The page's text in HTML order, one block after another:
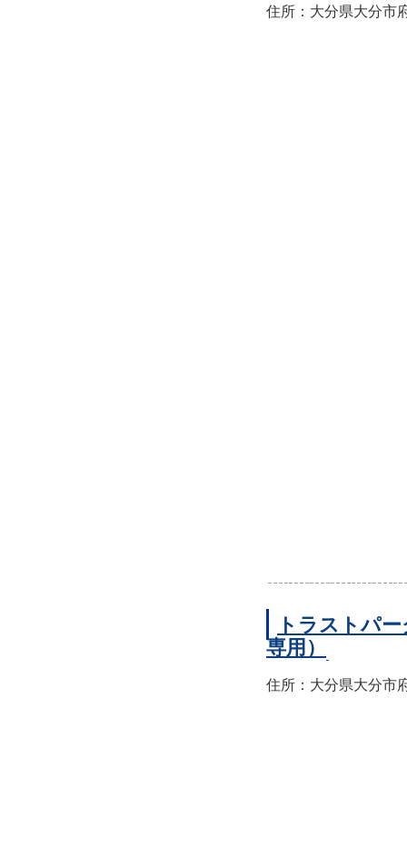
住所：大分県大分市
トラストパ
専用）
住所：大分県大分市